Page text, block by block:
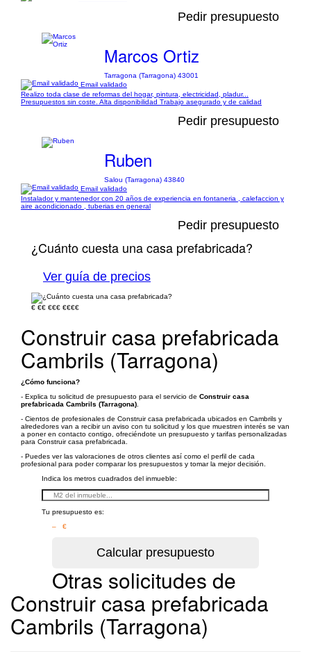
Pedir presupuesto
Marcos Ortiz
Tarragona (Tarragona) 43001
Email validado
Realizo toda clase de reformas del hogar, pintura, electricidad, pladur...
Presupuestos sin coste. Alta disponibilidad Trabajo asegurado y de calidad
Pedir presupuesto
Ruben
Salou (Tarragona) 43840
Email validado
Instalador y mantenedor con 20 años de experiencia en fontaneria , calefaccion y
aire acondicionado , tuberias en general
Pedir presupuesto
¿Cuánto cuesta una casa prefabricada?
Ver guía de precios
€ €€ €€€ €€€€
Construir casa prefabricada
Cambrils (Tarragona)
¿Cómo funciona?
- Explica tu solicitud de presupuesto para el servicio de Construir casa
prefabricada Cambrils (Tarragona)
- Cientos de profesionales de Construir casa prefabricada ubicados en Cambrils y
alrededores van a recibir un aviso con tu solicitud y los que muestren interés se van
a poner en contacto contigo, ofreciéndote un presupuesto y tarifas personalizadas
para Construir casa prefabricada.
- Puedes ver las valoraciones de otros clientes así como el perfil de cada
profesional para poder comparar los presupuestos y tomar la mejor decisión.
Indica los metros cuadrados del inmueble:
Tu presupuesto es:
– €
Otras solicitudes de
Construir casa prefabricada
Cambrils (Tarragona)